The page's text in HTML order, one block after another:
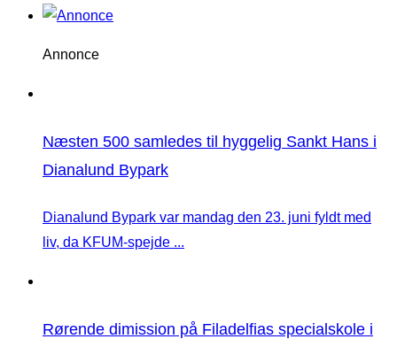
Annonce
Næsten 500 samledes til hyggelig Sankt Hans i
Dianalund Bypark
Dianalund Bypark var mandag den 23. juni fyldt med
liv, da KFUM-spejde ...
Rørende dimission på Filadelfias specialskole i